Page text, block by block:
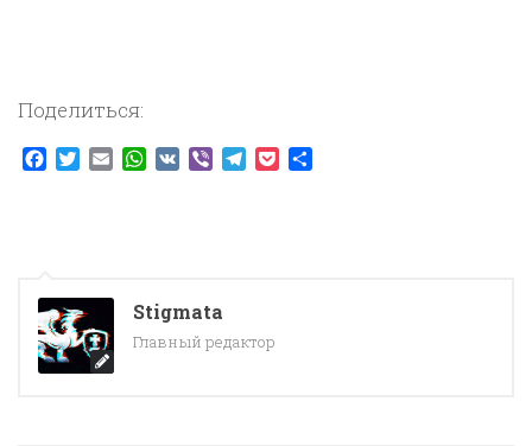
Поделиться:
Facebook
TwitterEmailWhatsApp
VK ViberTelegram
Pocket
Stigmata
Главный редактор